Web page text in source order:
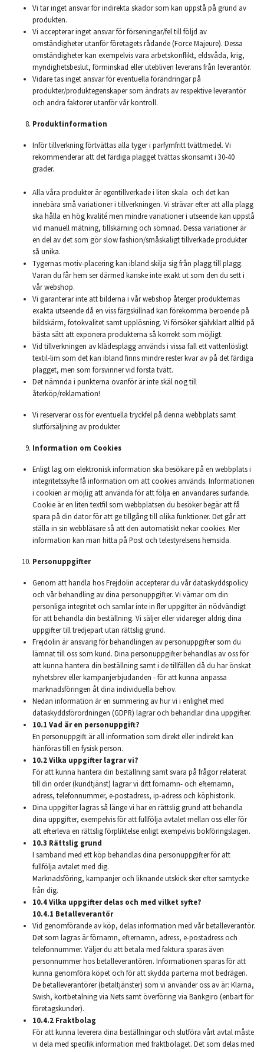
Vi tar inget ansvar för indirekta skador som kan uppstå på grund av
produkten.
Vi accepterar inget ansvar för förseningar/fel till följd av
omständigheter utanför företagets rådande (Force Majeure). Dessa
omständigheter kan exempelvis vara arbetskonflikt, eldsvåda, krig,
myndighetsbeslut, förminskad eller utebliven leverans från leverantör.
Vidare tas inget ansvar för eventuella förändringar på
produkter/produktegenskaper som ändrats av respektive leverantör
och andra faktorer utanför vår kontroll.
Produktinformation
Inför tillverkning förtvättas alla tyger i parfymfritt tvättmedel. Vi
rekommenderar att det färdiga plagget tvättas skonsamt i 30-40
grader.
Alla våra produkter är egentillverkade i liten skala och det kan
innebära små variationer i tillverkningen. Vi strävar efter att alla plagg
ska hålla en hög kvalité men mindre variationer i utseende kan uppstå
vid manuell mätning, tillskärning och sömnad. Dessa variationer är
en del av det som gör slow fashion/småskaligt tillverkade produkter
så unika.
Tygernas motiv-placering kan ibland skilja sig från plagg till plagg.
Varan du får hem ser därmed kanske inte exakt ut som den du sett i
vår webshop.
Vi garanterar inte att bilderna i vår webshop återger produkternas
exakta utseende då en viss färgskillnad kan förekomma beroende på
bildskärm, fotokvalitet samt upplösning. Vi försöker självklart alltid på
bästa sätt att exponera produkterna så korrekt som möjligt.
Vid tillverkningen av klädesplagg används i vissa fall ett vattenlösligt
textil-lim som det kan ibland finns mindre rester kvar av på det färdiga
plagget, men som försvinner vid första tvätt.
Det nämnda i punkterna ovanför är inte skäl nog till
återköp/reklamation!
Vi reserverar oss för eventuella tryckfel på denna webbplats samt
slutförsäljning av produkter.
Information om Cookies
Enligt lag om elektronisk information ska besökare på en webbplats i
integritetssyfte få information om att cookies används. Informationen
i cookien är möjlig att använda för att följa en användares surfande.
Cookie är en liten textfil som webbplatsen du besöker begär att få
spara på din dator för att ge tillgång till olika funktioner. Det går att
ställa in sin webbläsare så att den automatiskt nekar cookies. Mer
information kan man hitta på Post och telestyrelsens hemsida.
Personuppgifter
Genom att handla hos Frejdolin accepterar du vår dataskyddspolicy
och vår behandling av dina personuppgifter. Vi värnar om din
personliga integritet och samlar inte in fler uppgifter än nödvändigt
för att behandla din beställning. Vi säljer eller vidareger aldrig dina
uppgifter till tredjepart utan rättslig grund.
Frejdolin är ansvarig för behandlingen av personuppgifter som du
lämnat till oss som kund. Dina personuppgifter behandlas av oss för
att kunna hantera din beställning samt i de tillfällen då du har önskat
nyhetsbrev eller kampanjerbjudanden - för att kunna anpassa
marknadsföringen åt dina individuella behov.
Nedan information är en summering av hur vi i enlighet med
dataskyddsförordningen (GDPR) lagrar och behandlar dina uppgifter.
10.1 Vad är en personuppgift?
En personuppgift är all information som direkt eller indirekt kan
hänföras till en fysisk person.
10.2 Vilka uppgifter lagrar vi?
För att kunna hantera din beställning samt svara på frågor relaterat
till din order (kundtjänst) lagrar vi ditt förnamn- och efternamn,
adress, telefonnummer, e-postadress, ip-adress och köphistorik.
Dina uppgifter lagras så länge vi har en rättslig grund att behandla
dina uppgifter, exempelvis för att fullfölja avtalet mellan oss eller för
att efterleva en rättslig förpliktelse enligt exempelvis bokföringslagen.
10.3 Rättslig grund
I samband med ett köp behandlas dina personuppgifter för att
fullfölja avtalet med dig.
Marknadsföring, kampanjer och liknande utskick sker efter samtycke
från dig.
10.4 Vilka uppgifter delas och med vilket syfte?
10.4.1 Betalleverantör
Vid genomförande av köp, delas information med vår betalleverantör.
Det som lagras är förnamn, efternamn, adress, e-postadress och
telefonnummer. Väljer du att betala med faktura sparas även
personnummer hos betalleverantören. Informationen sparas för att
kunna genomföra köpet och för att skydda parterna mot bedrägeri.
De betalleverantörer (betaltjänster) som vi använder oss av är: Klarna,
Swish, kortbetalning via Nets samt överföring via Bankgiro (enbart för
företagskunder).
10.4.2 Fraktbolag
För att kunna leverera dina beställningar och slutföra vårt avtal måste
vi dela med specifik information med fraktbolaget. Det som delas med